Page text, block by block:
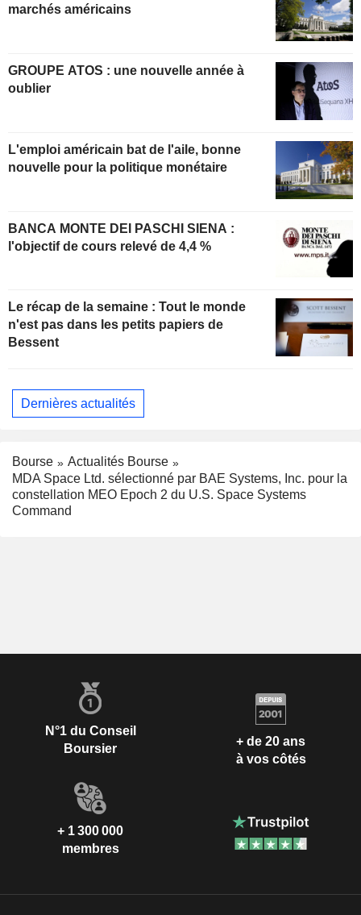
marchés américains
GROUPE ATOS : une nouvelle année à
oublier
L'emploi américain bat de l'aile, bonne
nouvelle pour la politique monétaire
BANCA MONTE DEI PASCHI SIENA :
l'objectif de cours relevé de 4,4 %
Le récap de la semaine : Tout le monde
n'est pas dans les petits papiers de
Bessent
Dernières actualités
Bourse
Actualités Bourse
MDA Space Ltd. sélectionné par BAE Systems, Inc. pour la
constellation MEO Epoch 2 du U.S. Space Systems
Command
N°1 du Conseil
Boursier
+ de 20 ans
à vos côtés
+ 1 300 000
membres